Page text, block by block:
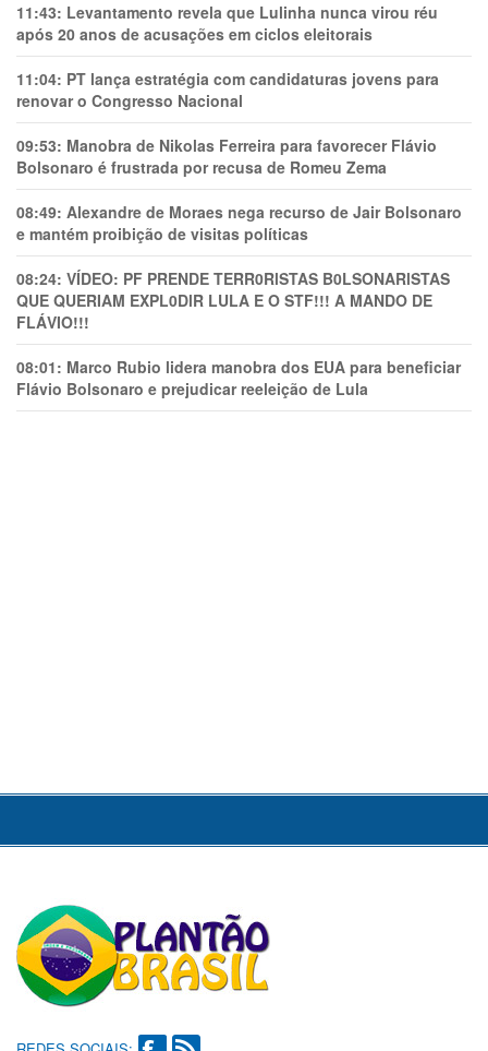
11:43: Levantamento revela que Lulinha nunca virou réu
após 20 anos de acusações em ciclos eleitorais
11:04: PT lança estratégia com candidaturas jovens para
renovar o Congresso Nacional
09:53: Manobra de Nikolas Ferreira para favorecer Flávio
Bolsonaro é frustrada por recusa de Romeu Zema
08:49: Alexandre de Moraes nega recurso de Jair Bolsonaro
e mantém proibição de visitas políticas
08:24: VÍDEO: PF PRENDE TERR0RlSTAS B0LSONARlSTAS
QUE QUERIAM EXPL0DlR LULA E O STF!!! A MANDO DE
FLÁVIO!!!
08:01: Marco Rubio lidera manobra dos EUA para beneficiar
Flávio Bolsonaro e prejudicar reeleição de Lula